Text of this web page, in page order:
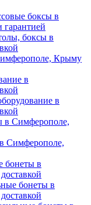
боксы в
боксы в
Крыму
в
в
в Симферополе,
Симферополе,
бонеты в
бонеты в